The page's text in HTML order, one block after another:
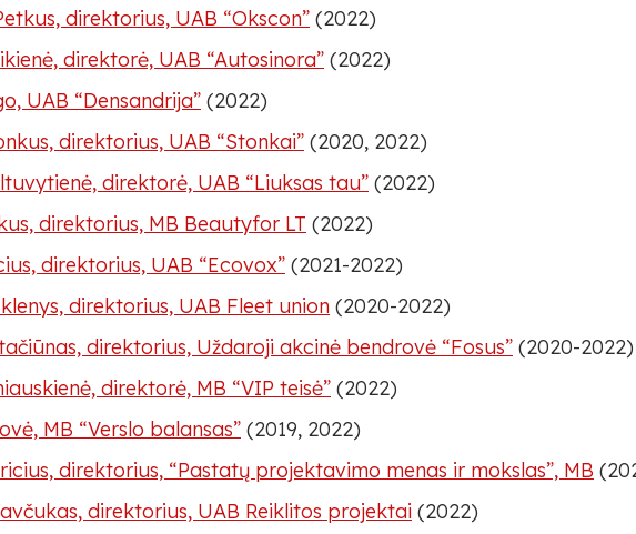
direktorius, UAB “Okscon” (2022)
direktorė, UAB “Autosinora” (2022)
UAB “Densandrija” (2022)
direktorius, UAB “Stonkai” (2020, 2022)
direktorė, UAB “Liuksas tau” (2022)
direktorius, MB Beautyfor LT (2022)
direktorius, UAB “Ecovox” (2021-2022)
direktorius, UAB Fleet union (2020-2022)
direktorius, Uždaroji akcinė bendrovė “Fosus” (2020-2022)
direktorė, MB “VIP teisė” (2022)
MB “Verslo balansas” (2019, 2022)
direktorius, “Pastatų projektavimo menas ir mokslas”, MB
direktorius, UAB Reiklitos projektai (2022)